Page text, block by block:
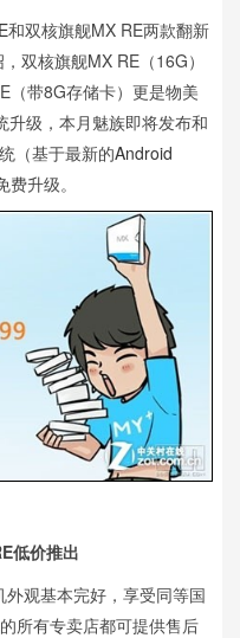
和双核旗舰MX RE两款翻新
双核旗舰MX RE（16G）
（带8G存储卡）更是物美
级，本月魅族即将发布和
（基于最新的Android
升级。
低价推出
观基本完好，享受同等国
所有专卖店都可提供售后